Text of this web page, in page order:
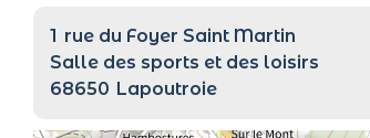
1 rue du Foyer Saint Martin
Salle des sports et des loisirs
68650 Lapoutroie